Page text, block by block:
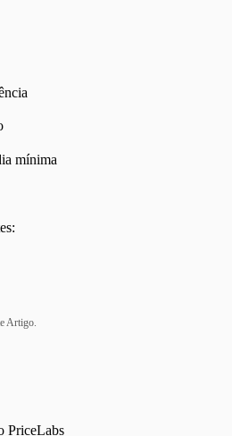
preços devido ao pico da demanda?
mínima
Artigo.
PriceLabs